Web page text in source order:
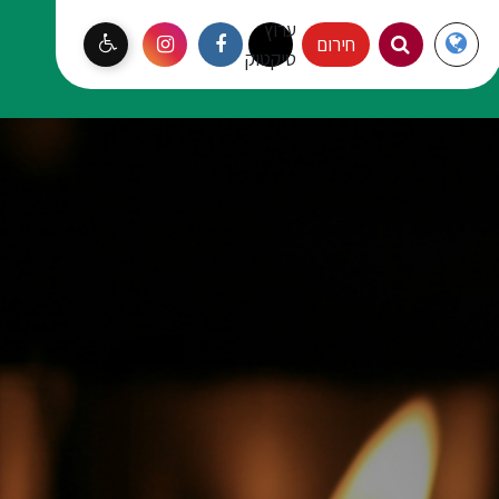
Langaugeחירום
ערוץ
טיקטוק
יזרעאל